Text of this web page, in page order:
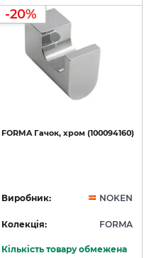
-20%
FORMA Гачок, хром (100094160)
Виробник: NOKEN
Колекція: FORMA
Кількість товару обмежена